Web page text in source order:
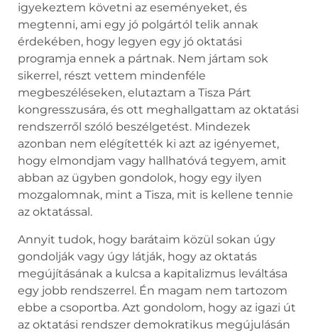
igyekeztem követni az eseményeket, és
megtenni, ami egy jó polgártól telik annak
érdekében, hogy legyen egy jó oktatási
programja ennek a pártnak. Nem jártam sok
sikerrel, részt vettem mindenféle
megbeszéléseken, elutaztam a Tisza Párt
kongresszusára, és ott meghallgattam az oktatási
rendszerről szóló beszélgetést. Mindezek
azonban nem elégítették ki azt az igényemet,
hogy elmondjam vagy hallhatóvá tegyem, amit
abban az ügyben gondolok, hogy egy ilyen
mozgalomnak, mint a Tisza, mit is kellene tennie
az oktatással.
Annyit tudok, hogy barátaim közül sokan úgy
gondolják vagy úgy látják, hogy az oktatás
megújításának a kulcsa a kapitalizmus leváltása
egy jobb rendszerrel. Én magam nem tartozom
ebbe a csoportba. Azt gondolom, hogy az igazi út
az oktatási rendszer demokratikus megújulásán